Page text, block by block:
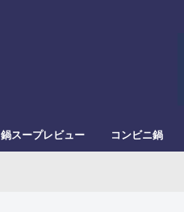
鍋スープレビュー コンビニ鍋